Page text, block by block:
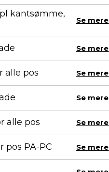
kantsømme,
Se mere
Se mere
alle pos Se mere
Se mere
alle pos Se mere
pos PA-PC Se mere